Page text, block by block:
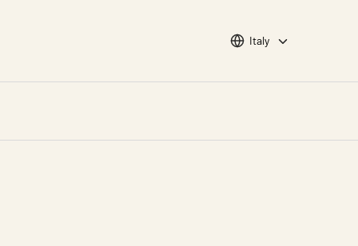
Choose languge
Italy